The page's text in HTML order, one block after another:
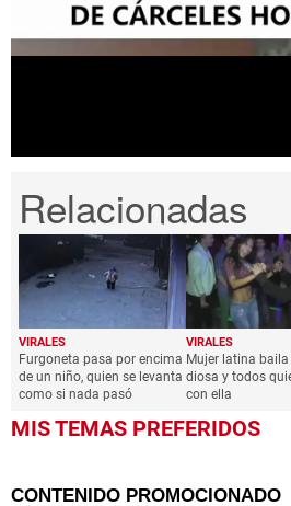
minutes,
VIRALES
Furgoneta pasa por encima
de un niño, quien se levanta
como si nada pasó
VIRALES
Mujer latina
diosa y todos
con ella
MIS TEMAS PREFERIDOS